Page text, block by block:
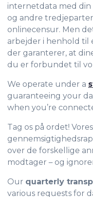
internetdata med
og andre
onlinecensur. Men
arbejder i henhold til
der garanterer, at
du er forbundet til
We operate under a
guaranteeing your
when you’re
Tag os på ordet!
over de forskellige
modtager – og
Our quarterly
various requests for